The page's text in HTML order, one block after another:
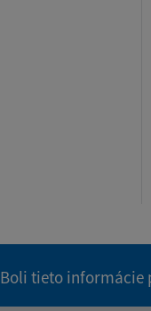
Boli tieto informácie